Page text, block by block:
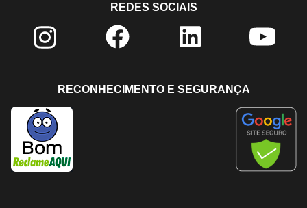
REDES SOCIAIS
RECONHECIMENTO E SEGURANÇA